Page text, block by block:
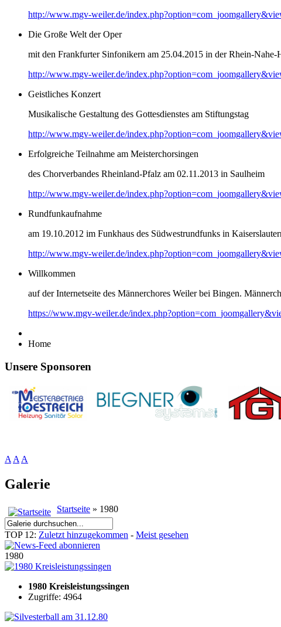
http://www.mgv-weiler.de/
Die Große Welt der Oper
mit den Frankfurter Sinfonikern am 25.04.2015 in der Rhein-Nahe-
http://www.mgv-weiler.de/
Geistliches Konzert
Musikalische Gestaltung des Gottesdienstes am Stiftungstag
http://www.mgv-weiler.de/
Erfolgreiche Teilnahme am Meisterchorsingen
des Chorverbandes Rheinland-Pfalz am 02.11.2013 in Saulheim
http://www.mgv-weiler.de/
Rundfunkaufnahme
am 19.10.2012 im Funkhaus des Südwestrundfunks in
http://www.mgv-weiler.de/
Willkommen
auf der Internetseite des Männerchores Weiler bei Bingen.
https://www.mgv-weiler.de/
Home
Unsere Sponsoren
AAA
Galerie
Startseite » 1980
TOP 12: Zuletzt hinzugekommen - Meist gesehen
1980
1980 Kreisleistungssingen
Zugriffe: 4964